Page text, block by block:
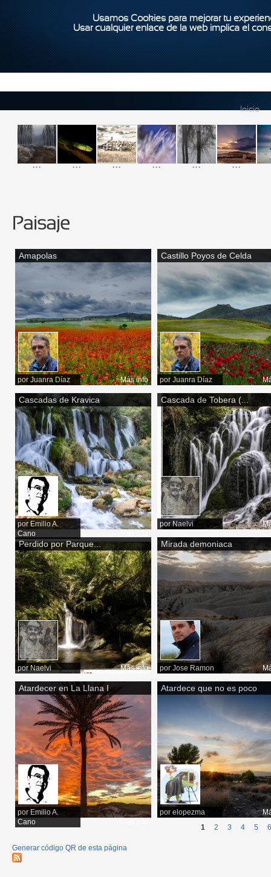
Usamos Cookies para mejorar tu
Usar cualquier enlace de la web implica el
Inicio
... ... ... ... ... ...
Paisaje
Amapolas
por Juanra Díaz Más info
Castillo Poyos de Celda
por Juanra Díaz
Cascadas de Kravica
por Emilio A.
Cano
Cascada de Tobera (...
porNaelvi
Perdido por Parque...
porNaelvi Más info
Mirada demoniaca
por Jose Ramon
Atardecer en La Llana I
por Emilio A.
Cano
Atardece que no es poco
por elopezma
Páginas
1 2 3 4 5 6
Generar código QR de esta página